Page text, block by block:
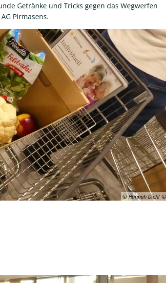
Getränke und Tricks gegen das Wegwerfen
Pirmasens.
© Hannah Diehl